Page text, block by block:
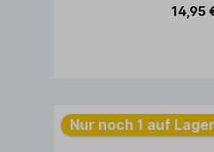
14,95
Nur noch 1 auf